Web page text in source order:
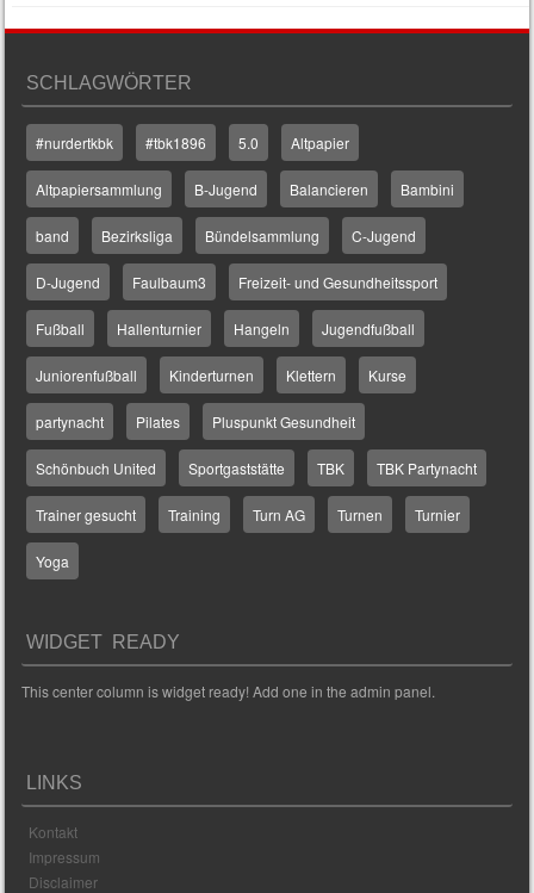
SCHLAGWÖRTER
#nurdertkbk #tbk1896 5.0 Altpapier
Altpapiersammlung B-Jugend Balancieren Bambini
band Bezirksliga Bündelsammlung C-Jugend
D-Jugend Faulbaum3 Freizeit- und Gesundheitssport
Fußball Hallenturnier Hangeln Jugendfußball
Juniorenfußball Kinderturnen Klettern Kurse
partynacht Pilates Pluspunkt Gesundheit
Schönbuch United Sportgaststätte TBK TBK Partynacht
Trainer gesucht Training Turn AG Turnen Turnier
Yoga
WIDGET READY
This center column is widget ready! Add one in the admin panel.
LINKS
Kontakt
Impressum
Disclaimer